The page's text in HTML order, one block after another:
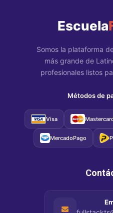
Escuela
Somos la plataforma
más grande de
profesionales listos
Métodos de
Visa
MercadoPago